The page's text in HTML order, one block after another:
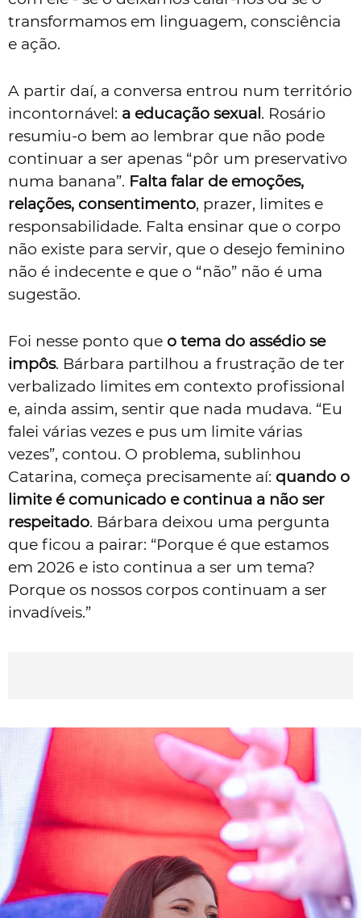
transformamos em linguagem, consciência
e ação.
A partir daí, a conversa entrou num território
incontornável: a educação sexual. Rosário
resumiu-o bem ao lembrar que não pode
continuar a ser apenas “pôr um preservativo
numa banana”. Falta falar de emoções,
relações, consentimento, prazer, limites e
responsabilidade. Falta ensinar que o corpo
não existe para servir, que o desejo feminino
não é indecente e que o “não” não é uma
sugestão.
Foi nesse ponto que o tema do assédio se
impôs. Bárbara partilhou a frustração de ter
verbalizado limites em contexto profissional
e, ainda assim, sentir que nada mudava. “Eu
falei várias vezes e pus um limite várias
vezes”, contou. O problema, sublinhou
Catarina, começa precisamente aí: quando o
limite é comunicado e continua a não ser
respeitado. Bárbara deixou uma pergunta
que ficou a pairar: “Porque é que estamos
em 2026 e isto continua a ser um tema?
Porque os nossos corpos continuam a ser
invadíveis.”